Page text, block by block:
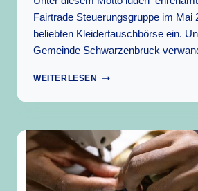
Fairtrade Steuerungsgruppe im Mai
beliebten Kleidertauschbörse ein.
Gemeinde Schwarzenbruck
WEITERLESEN
ERFOLGREICHER
2025:
GEDACHT!